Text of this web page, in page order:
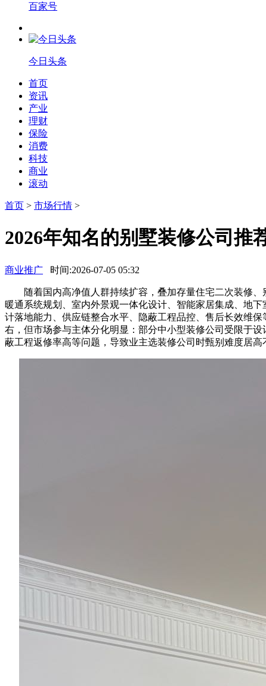
百家号
今日头条
首页
资讯
产业
理财
保险
消费
科技
商业
滚动
首页 > 市场行情 >
2026年知名的别墅装修公司推
商业推广 时间:2026-07-05 05:32
随着国内高净值人群持续扩容，叠加存量住宅二次装修、
暖通系统规划、室内外景观一体化设计、智能家居集成、地
计落地能力、供应链整合水平、隐蔽工程品控、售后长效维
右，但市场参与主体分化明显：部分中小型装修公司受限于
蔽工程返修率高等问题，导致业主选装修公司时甄别难度居高